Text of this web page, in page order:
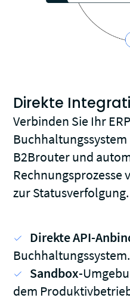
Direkte
Verbinden Sie Ihr
B2Brouter und
Rechnungsprozesse
zur Statusverfolgung.
Direkte API-
Buchhaltungssystem.
Sandbox-
dem